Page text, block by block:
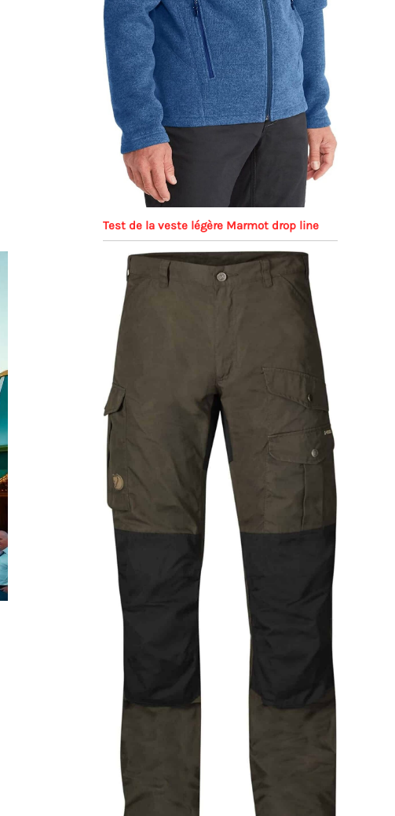
Test de la veste légère Marmot drop line